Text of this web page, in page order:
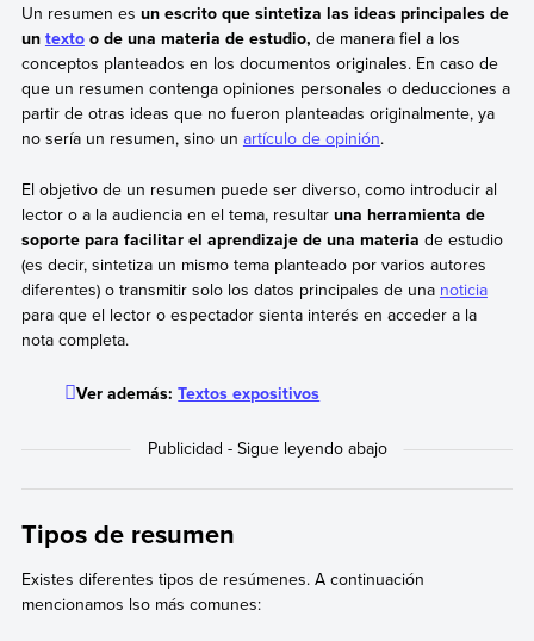
Un resumen es un escrito que sintetiza las ideas principales de
un textoo de una materia de estudio, de manera fiel a los
conceptos planteados en los documentos originales. En caso de
que un resumen contenga opiniones personales o deducciones a
partir de otras ideas que no fueron planteadas originalmente, ya
no sería un resumen, sino un artículo de opinión.
El objetivo de un resumen puede ser diverso, como introducir al
lector o a la audiencia en el tema, resultar una herramienta de
soporte para facilitar el aprendizaje de una materia de estudio
(es decir, sintetiza un mismo tema planteado por varios autores
diferentes) o transmitir solo los datos principales de una noticia
para que el lector o espectador sienta interés en acceder a la
nota completa.
Ver además:Textos expositivos
Tipos de resumen
Existes diferentes tipos de resúmenes. A continuación
mencionamos lso más comunes: